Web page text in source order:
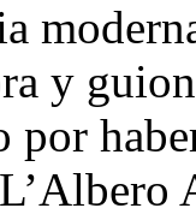
y
por